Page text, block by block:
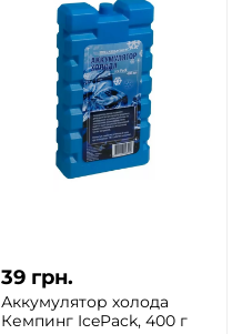
39 грн.
Аккумулятор холода
Кемпинг IcePack, 400 г